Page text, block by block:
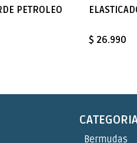
PETROLEO
$ 26.990
Bermudas